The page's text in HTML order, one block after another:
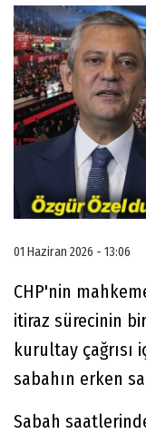
01 Haziran 2026 - 13:06
CHP'nin
itiraz sürecinin
kurultay çağrısı
sabahın erken
Sabah